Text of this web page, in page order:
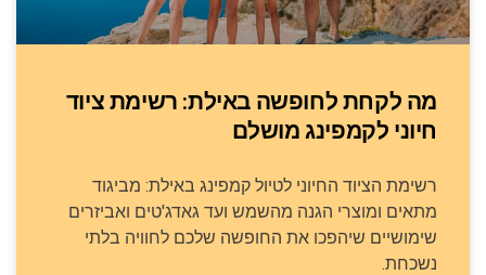
מה לקחת לחופשה באילת: רשימת ציוד
חיוני לקמפינג מושלם
רשימת הציוד החיוני לטיול קמפינג באילת: מביגוד
מתאים ומוצרי הגנה מהשמש ועד גאדג'טים ואביזרים
שימושיים שיהפכו את החופשה שלכם לחוויה בלתי
נשכחת.